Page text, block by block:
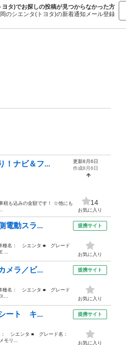
タ)でお探しの投稿が見つからなかった方
のシエンタ(トヨタ)の新着通知メール登録
！ナビ＆フ...
税も込みの金額です！ ☆他にも
更新8月6日
作成8月6日
14
お気に入り
電動スラ...
名： シエンタ ■ グレード
...
提携サイト
お気に入り
メラ／ビ...
名： シエンタ ■ グレード
...
提携サイト
お気に入り
ート キ...
シエンタ ■ グレード名：
リ...
提携サイト
お気に入り